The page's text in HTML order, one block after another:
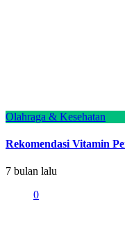
Olahraga & Kesehatan
Rekomendasi Vitamin
7 bulan lalu
0